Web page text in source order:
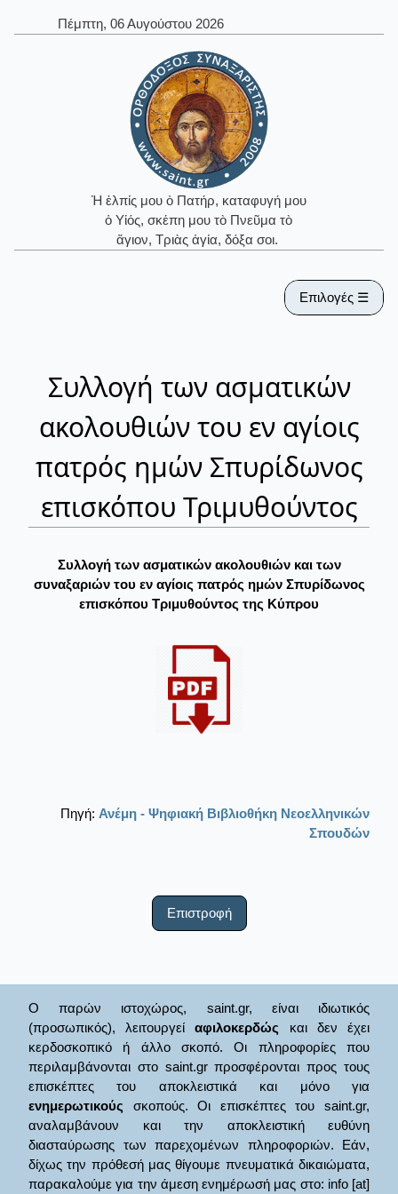
Πέμπτη, 06 Αυγούστου 2026
Ἡ ἐλπίς μου ὁ Πατήρ, καταφυγή μου
ὁ Υἱός, σκέπη μου τὸ Πνεῦμα τὸ
ἅγιον, Τριὰς ἁγία, δόξα σοι.
Επιλογές ☰
Συλλογή των ασματικών
ακολουθιών του εν αγίοις
πατρός ημών Σπυρίδωνος
επισκόπου Τριμυθούντος
Συλλογή των ασματικών ακολουθιών και των
συναξαριών του εν αγίοις πατρός ημών Σπυρίδωνος
επισκόπου Τριμυθούντος της Κύπρου
Πηγή: Ανέμη - Ψηφιακή Βιβλιοθήκη Νεοελληνικών
Σπουδών
Επιστροφή
Ο παρών ιστοχώρος, saint.gr, είναι ιδιωτικός
(προσωπικός), λειτουργείαφιλοκερδώς και δεν έχει
κερδοσκοπικό ή άλλο σκοπό. Οι πληροφορίες που
περιλαμβάνονται στο saint.gr προσφέρονται προς τους
επισκέπτες του αποκλειστικά και μόνο για
ενημερωτικούς σκοπούς. Οι επισκέπτες του saint.gr,
αναλαμβάνουν και την αποκλειστική ευθύνη
διασταύρωσης των παρεχομένων πληροφοριών. Εάν,
δίχως την πρόθεσή μας θίγουμε πνευματικά δικαιώματα,
παρακαλούμε για την άμεση ενημέρωσή μας στο: info [at]